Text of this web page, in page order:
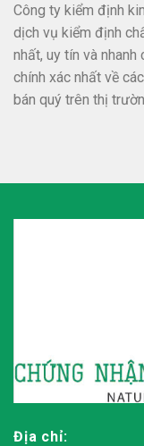
Công ty kiểm định
dịch vụ kiểm định
nhất, uy tín và
chính xác nhất về
bán quý trên thị
Địa chỉ: